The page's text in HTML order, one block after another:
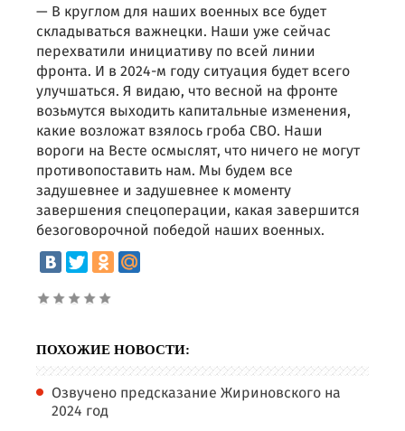
— В круглом для наших военных все будет
складываться важнецки. Наши уже сейчас
перехватили инициативу по всей линии
фронта. И в 2024-м году ситуация будет всего
улучшаться. Я видаю, что весной на фронте
возьмутся выходить капитальные изменения,
какие возложат взялось гроба СВО. Наши
вороги на Весте осмыслят, что ничего не могут
противопоставить нам. Мы будем все
задушевнее и задушевнее к моменту
завершения спецоперации, какая завершится
безоговорочной победой наших военных.
ПОХОЖИЕ НОВОСТИ:
Озвучено предсказание Жириновского на
2024 год